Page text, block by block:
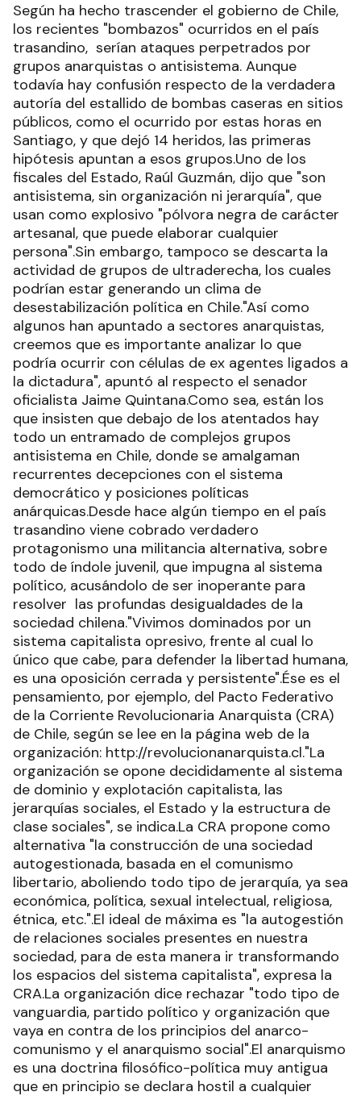
Según ha hecho trascender el gobierno de Chile,
los recientes "bombazos" ocurridos en el país
trasandino, serían ataques perpetrados por
grupos anarquistas o antisistema. Aunque
todavía hay confusión respecto de la verdadera
autoría del estallido de bombas caseras en sitios
públicos, como el ocurrido por estas horas en
Santiago, y que dejó 14 heridos, las primeras
hipótesis apuntan a esos grupos.Uno de los
fiscales del Estado, Raúl Guzmán, dijo que "son
antisistema, sin organización ni jerarquía", que
usan como explosivo "pólvora negra de carácter
artesanal, que puede elaborar cualquier
persona".Sin embargo, tampoco se descarta la
actividad de grupos de ultraderecha, los cuales
podrían estar generando un clima de
desestabilización política en Chile."Así como
algunos han apuntado a sectores anarquistas,
creemos que es importante analizar lo que
podría ocurrir con células de ex agentes ligados a
la dictadura", apuntó al respecto el senador
oficialista Jaime Quintana.Como sea, están los
que insisten que debajo de los atentados hay
todo un entramado de complejos grupos
antisistema en Chile, donde se amalgaman
recurrentes decepciones con el sistema
democrático y posiciones políticas
anárquicas.Desde hace algún tiempo en el país
trasandino viene cobrado verdadero
protagonismo una militancia alternativa, sobre
todo de índole juvenil, que impugna al sistema
político, acusándolo de ser inoperante para
resolver las profundas desigualdades de la
sociedad chilena."Vivimos dominados por un
sistema capitalista opresivo, frente al cual lo
único que cabe, para defender la libertad humana,
es una oposición cerrada y persistente".Ése es el
pensamiento, por ejemplo, del Pacto Federativo
de la Corriente Revolucionaria Anarquista (CRA)
de Chile, según se lee en la página web de la
organización: http://revolucionanarquista.cl."La
organización se opone decididamente al sistema
de dominio y explotación capitalista, las
jerarquías sociales, el Estado y la estructura de
clase sociales", se indica.La CRA propone como
alternativa "la construcción de una sociedad
autogestionada, basada en el comunismo
libertario, aboliendo todo tipo de jerarquía, ya sea
económica, política, sexual intelectual, religiosa,
étnica, etc.".El ideal de máxima es "la autogestión
de relaciones sociales presentes en nuestra
sociedad, para de esta manera ir transformando
los espacios del sistema capitalista", expresa la
CRA.La organización dice rechazar "todo tipo de
vanguardia, partido político y organización que
vaya en contra de los principios del anarco-
comunismo y el anarquismo social".El anarquismo
es una doctrina filosófico-política muy antigua
que en principio se declara hostil a cualquier